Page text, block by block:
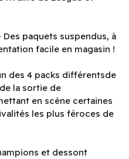
paquets suspendus, à
facile en magasin !
des 4 packs différentsde
la sortie de
en scène certaines
les plus féroces de
et dessont